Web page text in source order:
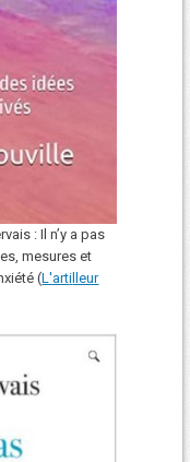
: Il n’y a pas
mesures et
(L'arti lleur